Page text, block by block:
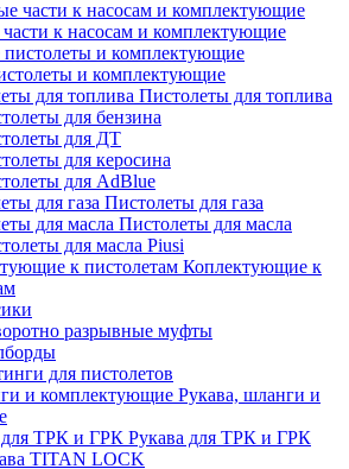
к насосам и комплектующие
и комплектующие
Пистолеты для топлива
для бензина
для ДТ
для керосина
для AdBlue
Пистолеты для газа
Пистолеты для масла
для масла Piusi
Коплектующие к
разрывные муфты
для пистолетов
Рукава, шланги и
Рукава для ТРК и ГРК
TITAN LOCK